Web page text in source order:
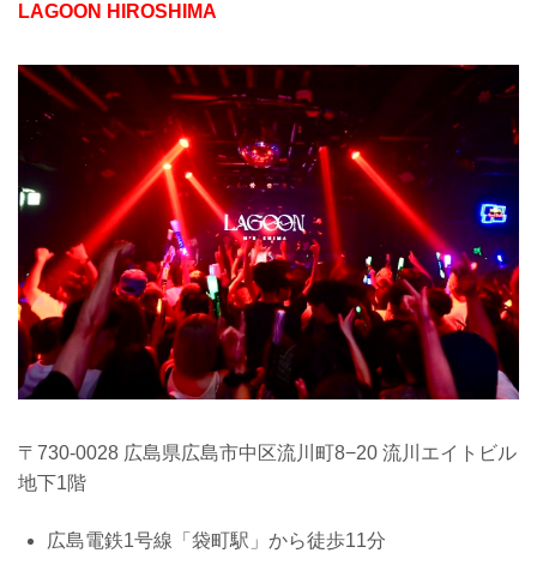
LAGOON HIROSHIMA
〒730-0028 広島県広島市中区流川町8−20 流川エイトビル
地下1階
広島電鉄1号線「袋町駅」から徒歩11分